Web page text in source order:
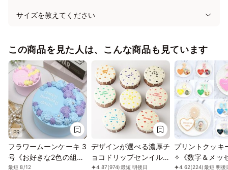
サイズを教えてください
この商品を見た人は、こんな商品も見ています
PR
フラワームーンケーキ 3
号《お好きな2色の組み
合わせ｜センイルケーキ
最短 8/12
デザインが選べる濃厚チ
ョコドリップセンイルケ
ーキ （ハート）4号
4.87(974)最短 明後日
プリントクッキ
✧《数字＆メッ
レート付き｜選
4.62(224)最短 明後